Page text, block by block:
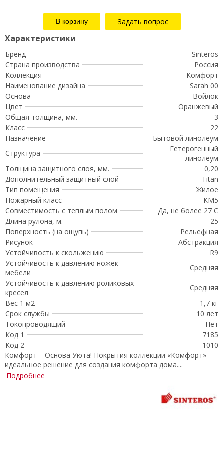
Задать вопрос
Бренд
Sinteros
Страна производства
Россия
Коллекция
Комфорт
Наименование дизайна
Sarah 00
Основа
Войлок
Цвет
Оранжевый
Общая толщина, мм.
3
Класс
22
Назначение
Бытовой линолеум
Структура
Гетерогенный
линолеум
Толщина защитного слоя, мм.
0,20
Дополнительный защитный слой
Titan
Тип помещения
Жилое
Пожарный класс
КМ5
Совместимость с теплым полом
Да, не более 27 С
Длина рулона, м.
25
Поверхность (на ощупь)
Рельефная
Рисунок
Абстракция
Устойчивость к скольжению
R9
Устойчивость к давлению ножек
мебели
Средняя
Устойчивость к давлению роликовых
кресел
Средняя
Вес 1 м2
1,7 кг
Срок службы
10 лет
Токопроводящий
Нет
Код 1
7185
Код 2
1010
Комфорт – Основа Уюта! Покрытия коллекции «Комфорт» –
идеальное решение для создания комфорта дома....
Подробнее